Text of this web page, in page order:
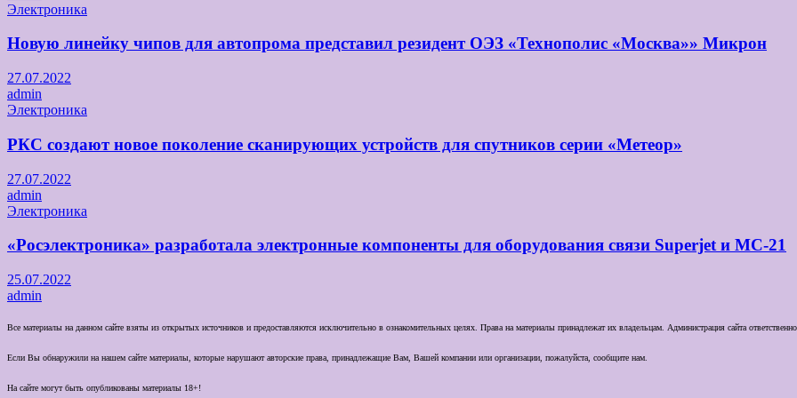
Электроника
Новую линейку чипов для автопрома представил резидент ОЭЗ «Технополис «Москва»» Микрон
27.07.2022
admin
Электроника
РКС создают новое поколение сканирующих устройств для спутников серии «Метеор»
27.07.2022
admin
Электроника
«Росэлектроника» разработала электронные компоненты для оборудования связи Superjet и МС-21
25.07.2022
admin
Все материалы на данном сайте взяты из открытых источников и предоставляются исключительно в ознакомительных целях. Права на материалы принадлежат их владельцам. Администрация сайта
Если Вы обнаружили на нашем сайте материалы, которые нарушают авторские права, принадлежащие Вам, Вашей компании или организации, пожалуйста, сообщите нам.
На сайте могут быть опубликованы материалы 18+!